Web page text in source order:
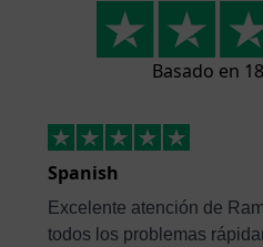
Basado en
Spanish
Excelente atención de
todos los problemas